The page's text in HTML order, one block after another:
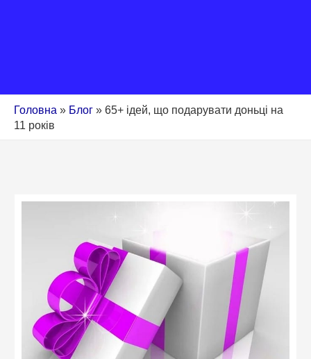
Головна » Блог » 65+ ідей, що подарувати доньці на
11 років